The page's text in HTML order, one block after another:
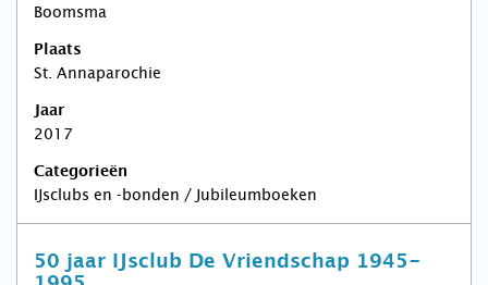
Boomsma
Plaats
St. Annaparochie
Jaar
2017
Categorieën
IJsclubs en -bonden / Jubileumboeken
50 jaar IJsclub De Vriendschap 1945-